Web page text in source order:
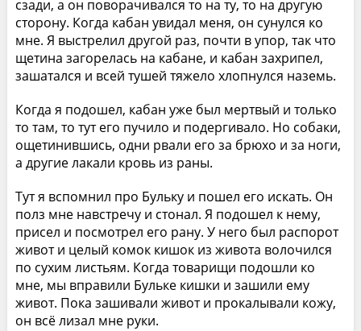
сзади, а он поворачивался то на ту, то на другую
сторону. Когда кабан увидал меня, он сунулся ко
мне. Я выстрелил другой раз, почти в упор, так что
щетина загорелась на кабане, и кабан захрипел,
зашатался и всей тушей тяжело хлопнулся наземь.
Когда я подошел, кабан уже был мертвый и только
то там, то тут его пучило и подергивало. Но собаки,
ощетинившись, одни рвали его за брюхо и за ноги,
а другие лакали кровь из раны.
Тут я вспомнил про Бульку и пошел его искать. Он
полз мне навстречу и стонал. Я подошел к нему,
присел и посмотрел его рану. У него был распорот
живот и целый комок кишок из живота волочился
по сухим листьям. Когда товарищи подошли ко
мне, мы вправили Бульке кишки и зашили ему
живот. Пока зашивали живот и прокалывали кожу,
он всё лизал мне руки.